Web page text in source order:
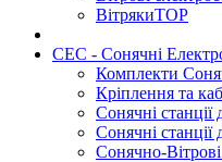
ВітрякиTOP
СЕС - Сонячні
Комплекти
Кріплення та
Сонячні станції
Сонячні станції
Сонячно-